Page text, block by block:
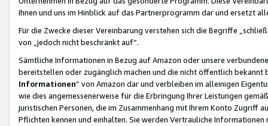
Ihnen und uns im Hinblick auf das Partnerprogramm dar und ersetzt
Für die Zwecke dieser Vereinbarung verstehen sich die Begriffe
von „jedoch nicht beschränkt auf“.
Sämtliche Informationen in Bezug auf Amazon oder unsere
bereitstellen oder zugänglich machen und die nicht öffentlich
Informationen“ von Amazon dar und verbleiben im alleinigen
wie dies angemessenerweise für die Erbringung Ihrer Leistungen
juristischen Personen, die im Zusammenhang mit Ihrem Konto
Pflichten kennen und einhalten. Sie werden Vertrauliche